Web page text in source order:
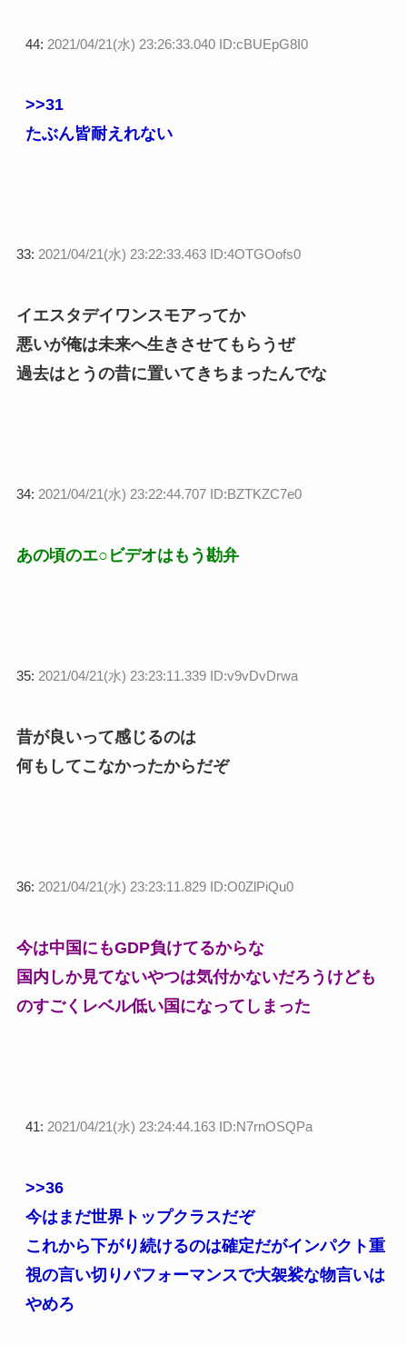
44: 2021/04/21(水) 23:26:33.040 ID:cBUEpG8I0
>>31
たぶん皆耐えれない
33: 2021/04/21(水) 23:22:33.463 ID:4OTGOofs0
イエスタデイワンスモアってか
悪いが俺は未来へ生きさせてもらうぜ
過去はとうの昔に置いてきちまったんでな
34: 2021/04/21(水) 23:22:44.707 ID:BZTKZC7e0
あの頃のエ○ビデオはもう勘弁
35: 2021/04/21(水) 23:23:11.339 ID:v9vDvDrwa
昔が良いって感じるのは
何もしてこなかったからだぞ
36: 2021/04/21(水) 23:23:11.829 ID:O0ZlPiQu0
今は中国にもGDP負けてるからな
国内しか見てないやつは気付かないだろうけども
のすごくレベル低い国になってしまった
41: 2021/04/21(水) 23:24:44.163 ID:N7rnOSQPa
>>36
今はまだ世界トップクラスだぞ
これから下がり続けるのは確定だがインパクト重
視の言い切りパフォーマンスで大袈裟な物言いは
やめろ